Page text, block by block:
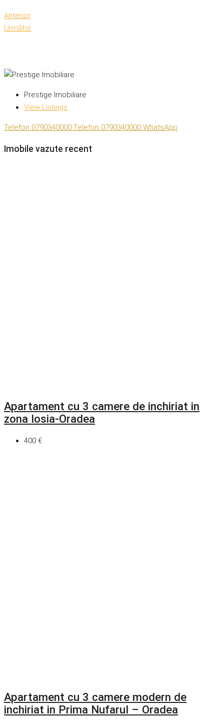
Anterior
Următor
Prestige Imobiliare
View Listings
Telefon 0790340000 Telefon 0790340000 WhatsApp
Imobile vazute recent
Apartament cu 3 camere de inchiriat in
zona Iosia-Oradea
400 €
Apartament cu 3 camere modern de
inchiriat in Prima Nufarul – Oradea